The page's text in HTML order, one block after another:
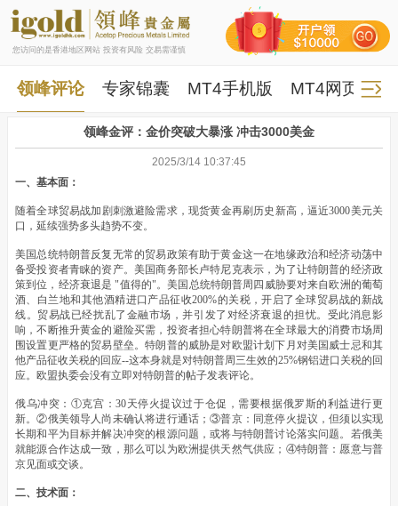
您访问的是香港地区网站 投资有风险 交易需谨慎
领峰评论 专家锦囊 MT4手机版 MT4网页版
领峰金评：金价突破大暴涨 冲击3000美金
2025/3/14 10:37:45
一、基本面：
随着全球贸易战加剧刺激避险需求，现货黄金再刷历史新高，逼近3000美元关
口，延续强势多头趋势不变。
美国总统特朗普反复无常的贸易政策有助于黄金这一在地缘政治和经济动荡中
备受投资者青睐的资产。美国商务部长卢特尼克表示，为了让特朗普的经济政
策到位，经济衰退是 "值得的"。美国总统特朗普周四威胁要对来自欧洲的葡萄
酒、白兰地和其他酒精进口产品征收200%的关税，开启了全球贸易战的新战
线。贸易战已经扰乱了金融市场，并引发了对经济衰退的担忧。受此消息影
响，不断推升黄金的避险买需，投资者担心特朗普将在全球最大的消费市场周
围设置更严格的贸易壁垒。特朗普的威胁是对欧盟计划下月对美国威士忌和其
他产品征收关税的回应--这本身就是对特朗普周三生效的25%钢铝进口关税的回
应。欧盟执委会没有立即对特朗普的帖子发表评论。
俄乌冲突：①克宫：30天停火提议过于仓促，需要根据俄罗斯的利益进行更
新。②俄美领导人尚未确认将进行通话；③普京：同意停火提议，但须以实现
长期和平为目标并解决冲突的根源问题，或将与特朗普讨论落实问题。若俄美
就能源合作达成一致，那么可以为欧洲提供天然气供应；④特朗普：愿意与普
京见面或交谈。
二、技术面：